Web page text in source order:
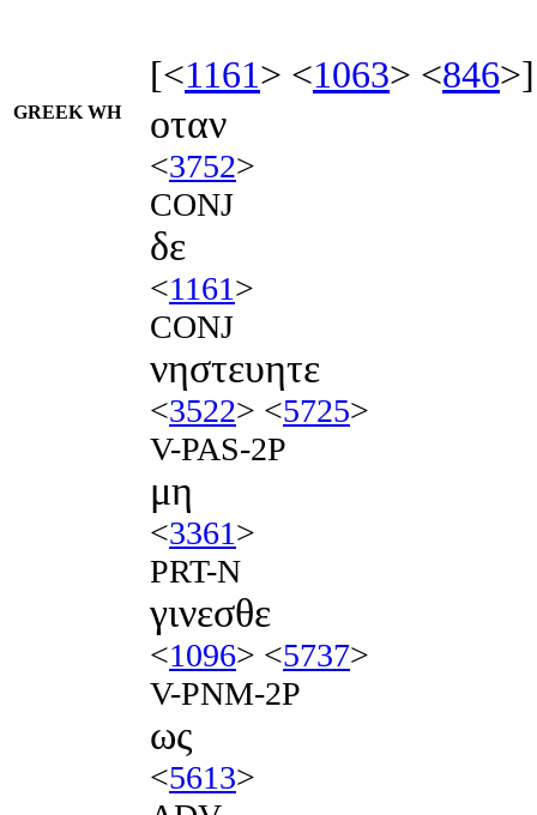
[<1161> <1063> <846>]
GREEK WH οταν
<3752>
CONJ
δε
<1161>
CONJ
νηστευητε
<3522> <5725>
V-PAS-2P
μη
<3361>
PRT-N
γινεσθε
<1096> <5737>
V-PNM-2P
ως
<5613>